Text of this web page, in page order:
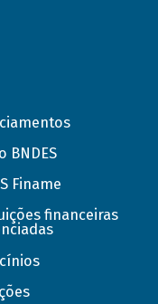
BNDES
Finame
financeiras